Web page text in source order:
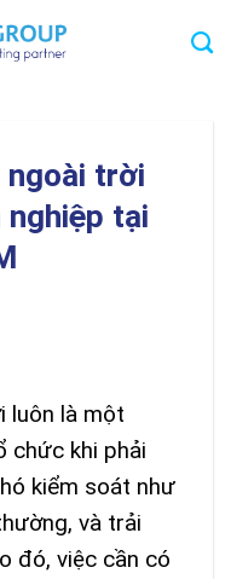
ngoài trời
tại
luôn là một
chức khi phải
kiểm soát như
và trải
đó, việc cần có